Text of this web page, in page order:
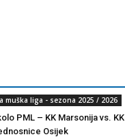
muška liga - sezona 2025 / 2026
PML – KK Marsonija vs. KK
Osijek